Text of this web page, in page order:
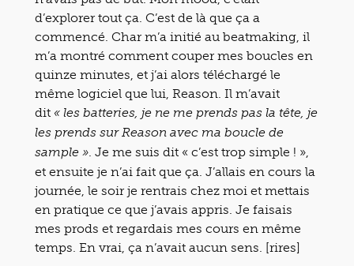
d’explorer tout ça. C’est de là que ça a
commencé. Char m’a initié au beatmaking, il
m’a montré comment couper mes boucles en
quinze minutes, et j’ai alors téléchargé le
même logiciel que lui, Reason. Il m’avait
dit « les batteries, je ne me prends pas la tête, je
les prends sur Reason avec ma boucle de
sample » . Je me suis dit « c’est trop simple ! »,
et ensuite je n’ai fait que ça. J’allais en cours la
journée, le soir je rentrais chez moi et mettais
en pratique ce que j’avais appris. Je faisais
mes prods et regardais mes cours en même
temps. En vrai, ça n’avait aucun sens. [rires]